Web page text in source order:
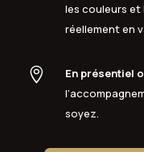
les couleurs et
réellement en
 En présentiel
soyez.